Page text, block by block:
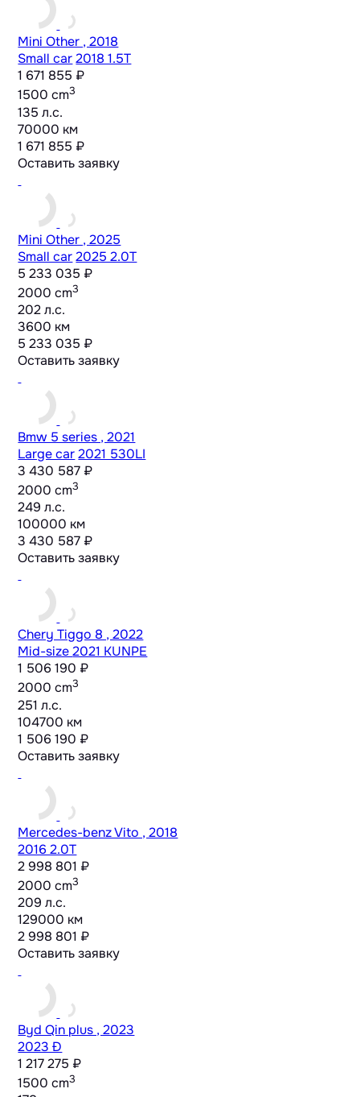
Mini Other , 2018
Small car 2018 1.5T
1 671 855 ₽
1500 cm3
135 л.с.
70000 км
1 671 855 ₽
Оставить заявку
Mini Other , 2025
Small car 2025 2.0T
5 233 035 ₽
2000 cm3
202 л.с.
3600 км
5 233 035 ₽
Оставить заявку
Bmw 5 series , 2021
Large car 2021 530LI
3 430 587 ₽
2000 cm3
249 л.с.
100000 км
3 430 587 ₽
Оставить заявку
Chery Tiggo 8 , 2022
Mid-size2021 KUNPE
1 506 190 ₽
2000 cm3
251 л.с.
104700 км
1 506 190 ₽
Оставить заявку
Mercedes-benz Vito , 2018
2016 2.0T
2 998 801 ₽
2000 cm3
209 л.с.
129000 км
2 998 801 ₽
Оставить заявку
Byd Qin plus , 2023
2023 Ð
1 217 275 ₽
1500 cm3